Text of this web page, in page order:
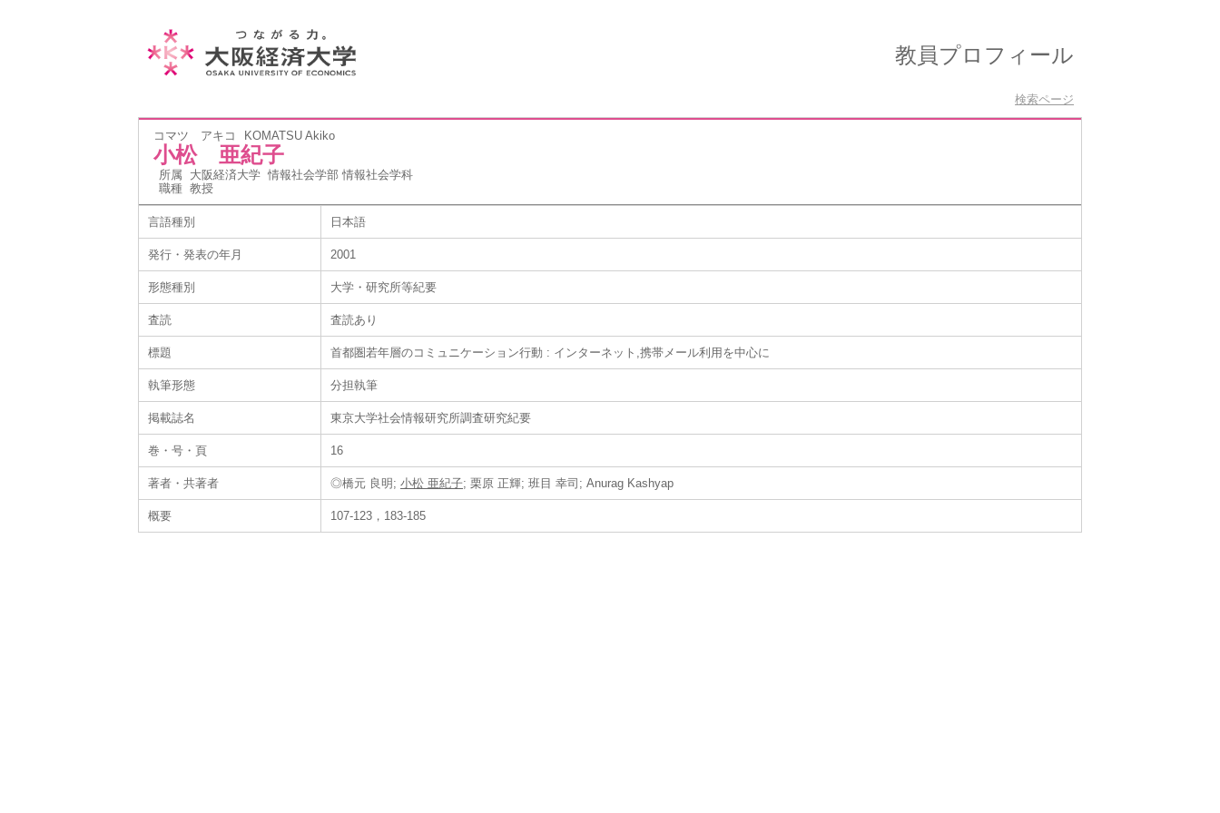
教員プロフィール
検索ページ
コマツ アキコ KOMATSU Akiko
小松 亜紀子
所属 大阪経済大学 情報社会学部 情報社会学科
職種 教授
言語種別 日本語
発行・発表の年月 2001
形態種別 大学・研究所等紀要
査読 査読あり
標題 首都圏若年層のコミュニケーション行動 : インターネット,携帯メール利用を中心に
執筆形態 分担執筆
掲載誌名 東京大学社会情報研究所調査研究紀要
巻・号・頁 16
著者・共著者 ◎橋元 良明; 小松 亜紀子; 栗原 正輝; 班目 幸司; Anurag Kashyap
概要 107-123，183-185